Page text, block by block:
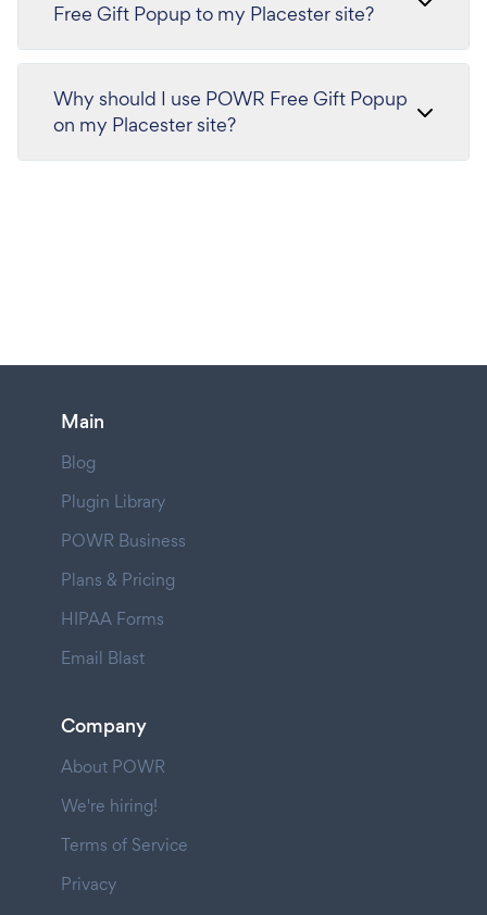
Free Gift Popup to my Placester site?
Why should I use POWR Free Gift Popup
on my Placester site?
Main
Blog
Plugin Library
POWR Business
Plans & Pricing
HIPAA Forms
Email Blast
Company
About POWR
We're hiring!
Terms of Service
Privacy